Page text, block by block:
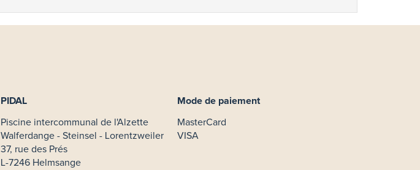
PIDAL
Piscine intercommunal de l'Alzette
Walferdange - Steinsel - Lorentzweiler
37, rue des Prés
L-7246 Helmsange
Mode de paiement
MasterCard
VISA